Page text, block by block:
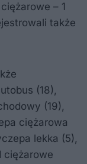
– 1
także
(18),
(19),
ciężarowa
lekka (5),
ciężarowe